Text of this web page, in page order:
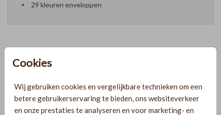
Cookies
Wij gebruiken cookies en vergelijkbare technieken om een
betere gebruikerservaring te bieden, ons websiteverkeer
en onze prestaties te analyseren en voor marketing- en
29 kleuren enveloppen
Formaten en prijzen
PRODUCTINFORMATIE